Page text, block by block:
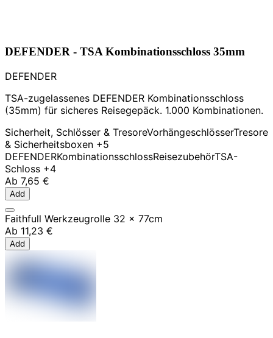
DEFENDER - TSA Kombinationsschloss 35mm
DEFENDER
TSA-zugelassenes DEFENDER Kombinationsschloss
(35mm) für sicheres Reisegepäck. 1.000 Kombinationen.
Sicherheit, Schlösser & TresoreVorhängeschlösserTresore
& Sicherheitsboxen +5
DEFENDERKombinationsschlossReisezubehörTSA-
Schloss +4
Ab 7,65 €
Add
Faithfull Werkzeugrolle 32 x 77cm
Ab 11,23 €
Add